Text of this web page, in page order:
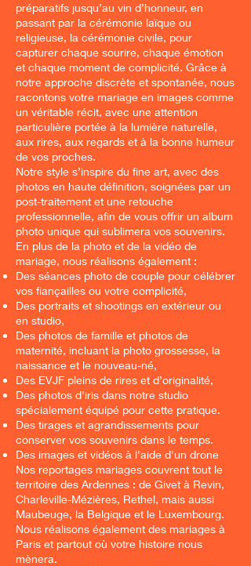
préparatifs jusqu’au vin d’honneur, en
passant par la cérémonie laïque ou
religieuse, la cérémonie civile, pour
capturer chaque sourire, chaque émotion
et chaque moment de complicité. Grâce à
notre approche discrète et spontanée, nous
racontons votre mariage en images comme
un véritable récit, avec une attention
particulière portée à la lumière naturelle,
aux rires, aux regards et à la bonne humeur
de vos proches.
Notre style s’inspire du fine art, avec des
photos en haute définition, soignées par un
post-traitement et une retouche
professionnelle, afin de vous offrir un album
photo unique qui sublimera vos souvenirs.
En plus de la photo et de la vidéo de
mariage, nous réalisons également :
Des séances photo de couple pour célébrer
vos fiançailles ou votre complicité,
Des portraits et shootings en extérieur ou
en studio,
Des photos de famille et photos de
maternité, incluant la photo grossesse, la
naissance et le nouveau-né,
Des EVJF pleins de rires et d’originalité,
Des photos d'iris dans notre studio
spécialement équipé pour cette pratique.
Des tirages et agrandissements pour
conserver vos souvenirs dans le temps.
Des images et vidéos à l'aide d'un drone
Nos reportages mariages couvrent tout le
territoire des Ardennes : de Givet à Revin,
Charleville-Mézières, Rethel, mais aussi
Maubeuge, la Belgique et le Luxembourg.
Nous réalisons également des mariages à
Paris et partout où votre histoire nous
mènera.